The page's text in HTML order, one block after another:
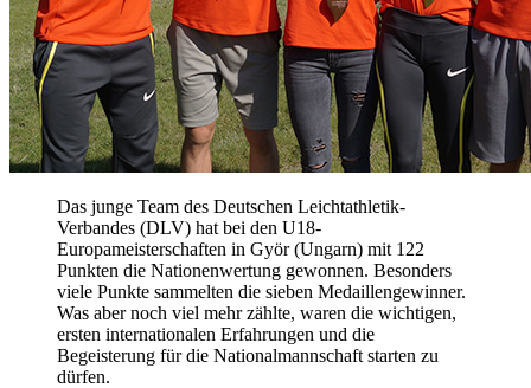
Das junge Team des Deutschen Leichtathletik-
Verbandes (DLV) hat bei den U18-
Europameisterschaften in Györ (Ungarn) mit 122
Punkten die Nationenwertung gewonnen. Besonders
viele Punkte sammelten die sieben Medaillengewinner.
Was aber noch viel mehr zählte, waren die wichtigen,
ersten internationalen Erfahrungen und die
Begeisterung für die Nationalmannschaft starten zu
dürfen.